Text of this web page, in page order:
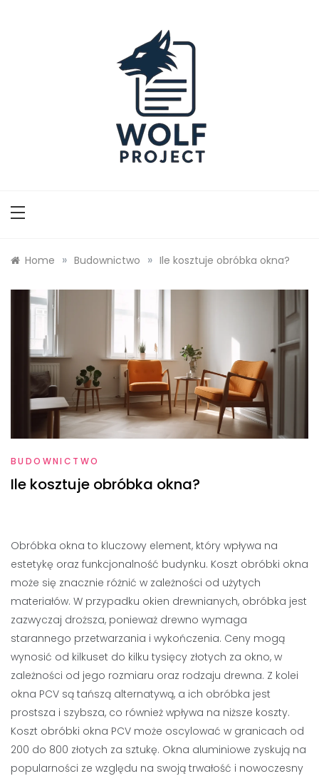
Home » Budownictwo » Ile kosztuje obróbka okna?
BUDOWNICTWO
Ile kosztuje obróbka okna?
Obróbka okna to kluczowy element, który wpływa na
estetykę oraz funkcjonalność budynku. Koszt obróbki okna
może się znacznie różnić w zależności od użytych
materiałów. W przypadku okien drewnianych, obróbka jest
zazwyczaj droższa, ponieważ drewno wymaga
starannego przetwarzania i wykończenia. Ceny mogą
wynosić od kilkuset do kilku tysięcy złotych za okno, w
zależności od jego rozmiaru oraz rodzaju drewna. Z kolei
okna PCV są tańszą alternatywą, a ich obróbka jest
prostsza i szybsza, co również wpływa na niższe koszty.
Koszt obróbki okna PCV może oscylować w granicach od
200 do 800 złotych za sztukę. Okna aluminiowe zyskują na
popularności ze względu na swoją trwałość i nowoczesny